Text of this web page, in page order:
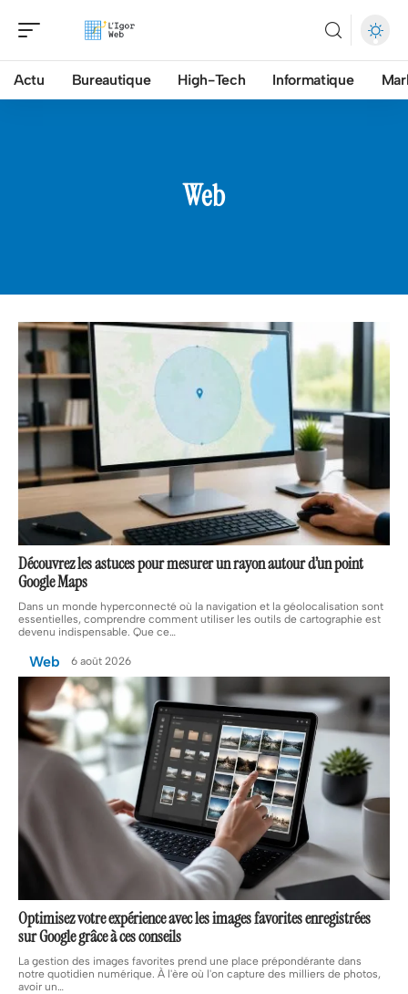
Actu Bureautique High-Tech Informatique
Web
Découvrez les astuces pour mesurer un rayon autour d’un point
Google Maps
Dans un monde hyperconnecté où la navigation et la géolocalisation sont
essentielles, comprendre comment utiliser les outils de cartographie est
devenu indispensable. Que ce
Web 6 août 2026
Optimisez votre expérience avec les images favorites enregistrées
sur Google grâce à ces conseils
La gestion des images favorites prend une place prépondérante dans
notre quotidien numérique. À l'ère où l'on capture des milliers de photos,
avoir un